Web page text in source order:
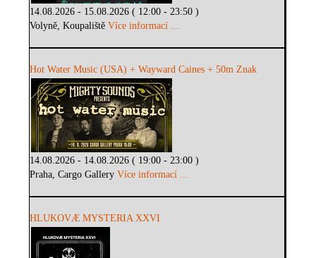
14.08.2026 - 15.08.2026 ( 12:00 - 23:50 )
Volyně, KoupalištěVíce informací ...
Hot Water Music (USA) + Wayward Caines + 50m Znak
14.08.2026 - 14.08.2026 ( 19:00 - 23:00 )
Praha, Cargo GalleryVíce informací ...
HLUKOVÆ MYSTERIA XXVI